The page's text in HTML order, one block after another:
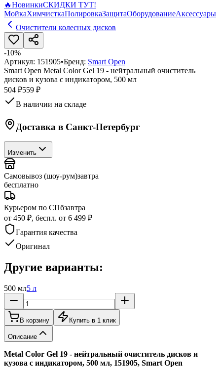
🔥НовинкиСКИДКИ ТУТ!
МойкаХимчисткаПолировкаЗащитаОборудованиеАксессуары
Очистители колесных дисков
-10%
Артикул: 151905•Бренд: Smart Open
Smart Open Metal Color Gel 19 - нейтральный очиститель
дисков и кузова с индикатором, 500 мл
504 ₽559 ₽
В наличии на складе
Доставка в Санкт-Петербург
Изменить
Самовывоз (шоу-рум)завтра
бесплатно
Курьером по СПбзавтра
от 450 ₽, беспл. от 6 499 ₽
Гарантия качества
Оригинал
Другие варианты:
500 мл5 л
В корзину Купить в 1 клик
Описание
Metal Color Gel 19 - нейтральный очиститель дисков и
кузова с индикатором, 500 мл, 151905, Smart Open